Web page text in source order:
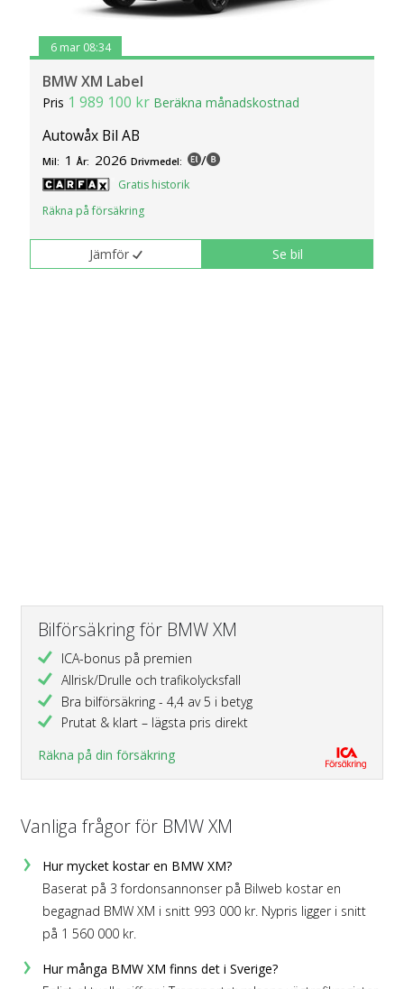
6 mar 08:34
BMW XM Label
Pris 1 989 100 kr Beräkna månadskostnad
Autowåx Bil AB
Mil: 1 År: 2026 Drivmedel: /
Gratis historik
Räkna på försäkring
Jämför Se bil
Bilförsäkring för BMW XM
ICA-bonus på premien
Allrisk/Drulle och trafikolycksfall
Bra bilförsäkring - 4,4 av 5 i betyg
Prutat & klart – lägsta pris direkt
Räkna på din försäkring
Vanliga frågor för BMW XM
Hur mycket kostar en BMW XM?
Baserat på 3 fordonsannonser på Bilweb kostar en
begagnad BMW XM i snitt 993 000 kr. Nypris ligger i snitt
på 1 560 000 kr.
Hur många BMW XM finns det i Sverige?